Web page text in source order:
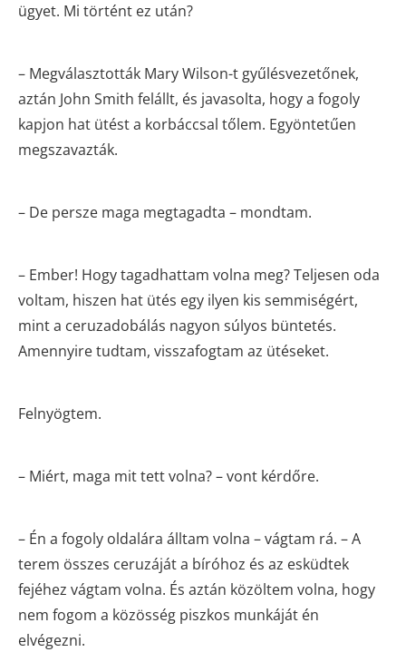
ügyet. Mi történt ez után?
– Megválasztották Mary Wilson-t gyűlésvezetőnek,
aztán John Smith felállt, és javasolta, hogy a fogoly
kapjon hat ütést a korbáccsal tőlem. Egyöntetűen
megszavazták.
– De persze maga megtagadta – mondtam.
– Ember! Hogy tagadhattam volna meg? Teljesen oda
voltam, hiszen hat ütés egy ilyen kis semmiségért,
mint a ceruzadobálás nagyon súlyos büntetés.
Amennyire tudtam, visszafogtam az ütéseket.
Felnyögtem.
– Miért, maga mit tett volna? – vont kérdőre.
– Én a fogoly oldalára álltam volna – vágtam rá. – A
terem összes ceruzáját a bíróhoz és az esküdtek
fejéhez vágtam volna. És aztán közöltem volna, hogy
nem fogom a közösség piszkos munkáját én
elvégezni.